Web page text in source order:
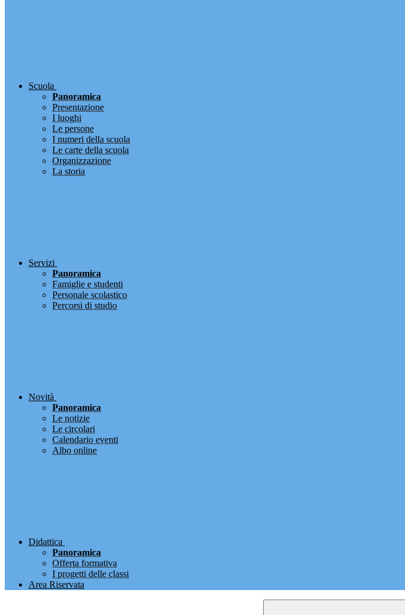
Scuola
Panoramica
Presentazione
I luoghi
Le persone
I numeri della scuola
Le carte della scuola
Organizzazione
La storia
Servizi
Panoramica
Famiglie e studenti
Personale scolastico
Percorsi di studio
Novità
Panoramica
Le notizie
Le circolari
Calendario eventi
Albo online
Didattica
Panoramica
Offerta formativa
I progetti delle classi
Area Riservata